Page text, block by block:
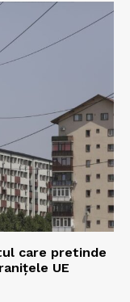
care pretinde
UE